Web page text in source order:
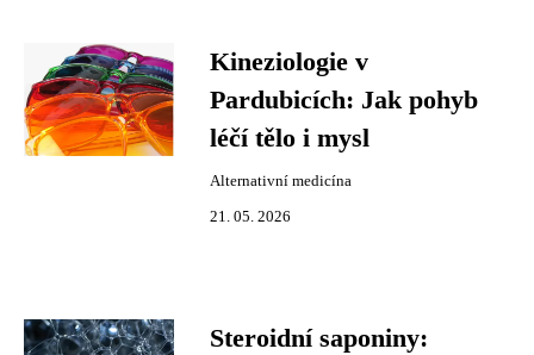
Kineziologie v
Pardubicích: Jak pohyb
léčí tělo i mysl
Alternativní medicína
21. 05. 2026
Steroidní saponiny: